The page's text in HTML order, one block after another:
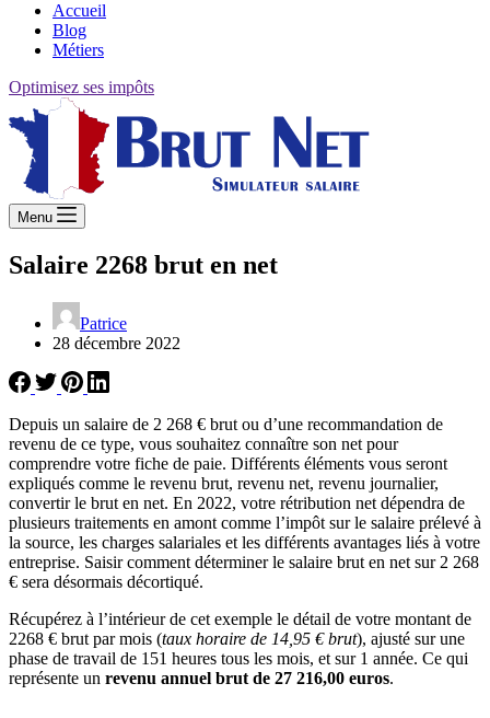
Accueil
Blog
Métiers
Optimisez ses impôts
Menu
Salaire 2268 brut en net
Patrice
28 décembre 2022
Depuis un salaire de 2 268 € brut ou d’une recommandation de
revenu de ce type, vous souhaitez connaître son net pour
comprendre votre fiche de paie. Différents éléments vous seront
expliqués comme le revenu brut, revenu net, revenu journalier,
convertir le brut en net. En 2022, votre rétribution net dépendra de
plusieurs traitements en amont comme l’impôt sur le salaire prélevé à
la source, les charges salariales et les différents avantages liés à votre
entreprise. Saisir comment déterminer le salaire brut en net sur 2 268
€ sera désormais décortiqué.
Récupérez à l’intérieur de cet exemple le détail de votre montant de
2268 € brut par mois (taux horaire de 14,95 € brut), ajusté sur une
phase de travail de 151 heures tous les mois, et sur 1 année. Ce qui
représente un revenu annuel brut de 27 216,00 euros.